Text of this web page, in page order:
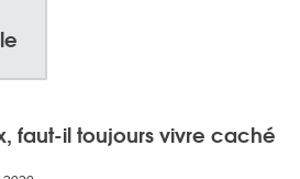
faut-il toujours vivre caché